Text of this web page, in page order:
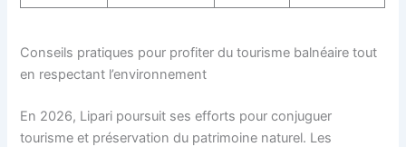
Conseils pratiques pour profiter du tourisme balnéaire tout
en respectant l’environnement
En 2026, Lipari poursuit ses efforts pour conjuguer
tourisme et préservation du patrimoine naturel. Les